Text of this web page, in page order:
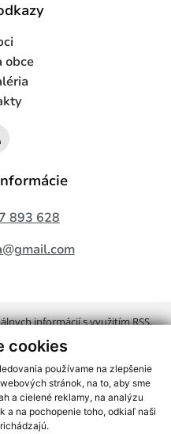
cookies
používame na zlepšenie
stránok, na to, aby sme
a cielené reklamy, na analýzu
a na pochopenie toho, odkiaľ naši
obce
893 628
informácií s využitím RSS,
2, Mapa stránok
domény,registrácia domény
,technický prevádzkovateľ
06.08.2026
o prístupnosti